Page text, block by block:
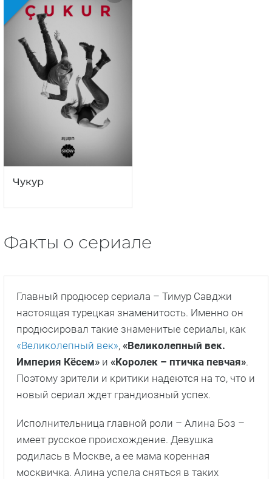
Чукур
Факты о сериале
Главный продюсер сериала – Тимур Савджи
настоящая турецкая знаменитость. Именно он
продюсировал такие знаменитые сериалы, как
«Великолепный век», «Великолепный век.
Империя Кёсем» и «Королек – птичка певчая».
Поэтому зрители и критики надеются на то, что и
новый сериал ждет грандиозный успех.
Исполнительница главной роли – Алина Боз –
имеет русское происхождение. Девушка
родилась в Москве, а ее мама коренная
москвичка. Алина успела сняться в таких